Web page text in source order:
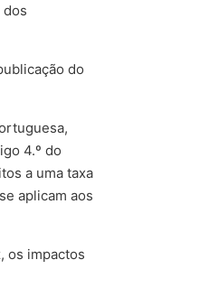
do
4.º do
a uma taxa
aplicam aos
os impactos